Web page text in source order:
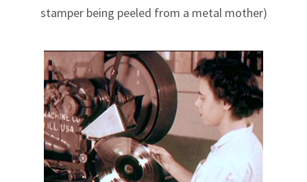
stamper being peeled from a metal mother)